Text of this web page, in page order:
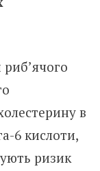
в
6 кислоти,
ризик